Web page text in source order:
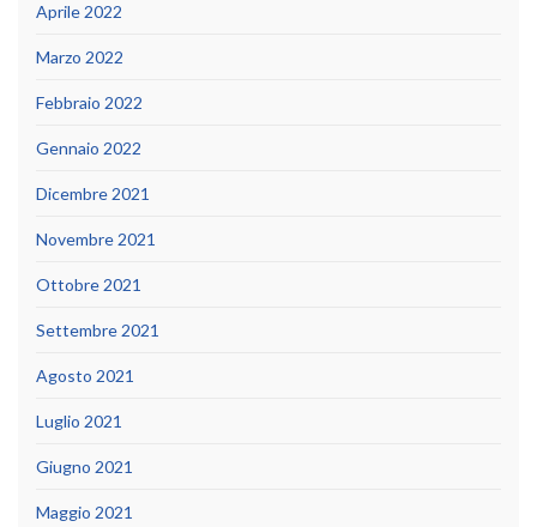
Aprile 2022
Marzo 2022
Febbraio 2022
Gennaio 2022
Dicembre 2021
Novembre 2021
Ottobre 2021
Settembre 2021
Agosto 2021
Luglio 2021
Giugno 2021
Maggio 2021